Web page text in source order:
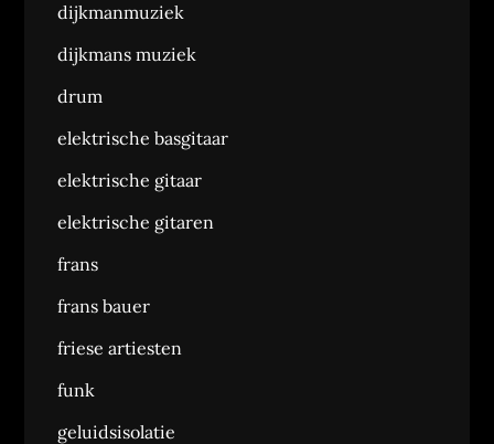
dijkmanmuziek
dijkmans muziek
drum
elektrische basgitaar
elektrische gitaar
elektrische gitaren
frans
frans bauer
friese artiesten
funk
geluidsisolatie